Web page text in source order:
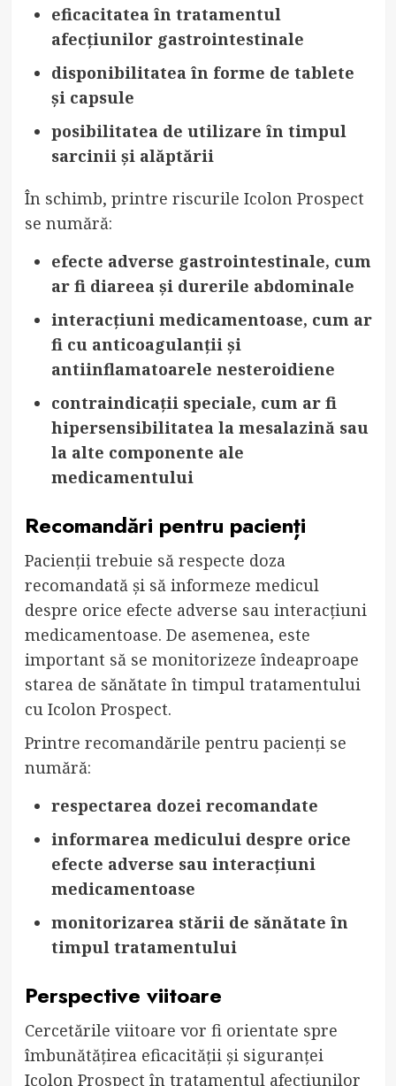
eficacitatea în tratamentul
afecțiunilor gastrointestinale
disponibilitatea în forme de tablete
și capsule
posibilitatea de utilizare în timpul
sarcinii și alăptării
În schimb, printre riscurile Icolon Prospect
se numără:
efecte adverse gastrointestinale, cum
ar fi diareea și durerile abdominale
interacțiuni medicamentoase, cum ar
fi cu anticoagulanții și
antiinflamatoarele nesteroidiene
contraindicații speciale, cum ar fi
hipersensibilitatea la mesalazină sau
la alte componente ale
medicamentului
Recomandări pentru pacienți
Pacienții trebuie să respecte doza
recomandată și să informeze medicul
despre orice efecte adverse sau interacțiuni
medicamentoase. De asemenea, este
important să se monitorizeze îndeaproape
starea de sănătate în timpul tratamentului
cu Icolon Prospect.
Printre recomandările pentru pacienți se
numără:
respectarea dozei recomandate
informarea medicului despre orice
efecte adverse sau interacțiuni
medicamentoase
monitorizarea stării de sănătate în
timpul tratamentului
Perspective viitoare
Cercetările viitoare vor fi orientate spre
îmbunătățirea eficacității și siguranței
Icolon Prospect în tratamentul afecțiunilor